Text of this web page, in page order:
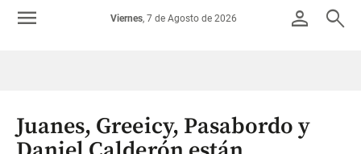
Colombia
person search
Viernes, 7 de Agosto de 2026
menu
Juanes, Greeicy, Pasabordo y